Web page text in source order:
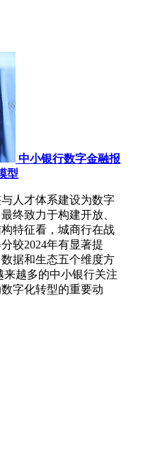
中小银行数字金融报
型
人才体系建设为数字
终致力于构建开放、
特征看，城商行在战
较2024年有显著提
据和生态五个维度方
越多的中小银行关注
字化转型的重要动